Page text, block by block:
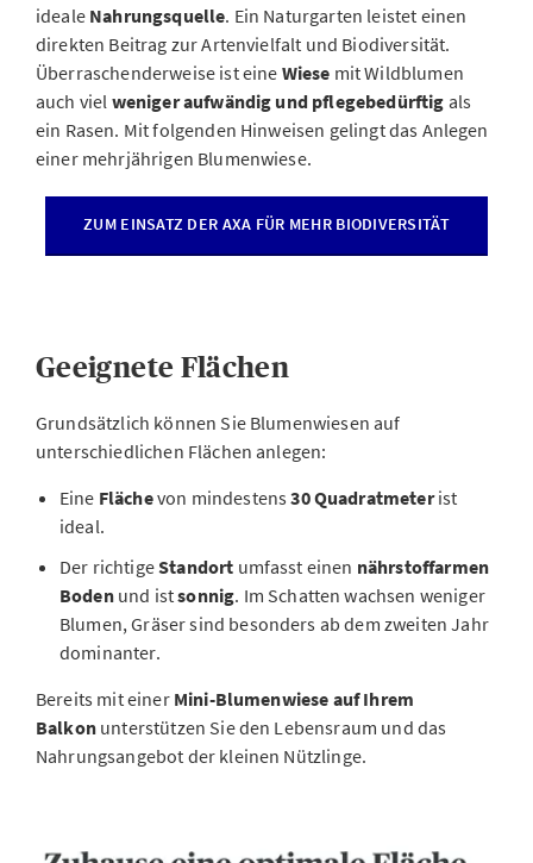
ideale Nahrungsquelle. Ein Naturgarten leistet einen
direkten Beitrag zur Artenvielfalt und Biodiversität.
Überraschenderweise ist eine Wiese mit Wildblumen
auch viel weniger aufwändig und pflegebedürftig als
ein Rasen. Mit folgenden Hinweisen gelingt das Anlegen
einer mehrjährigen Blumenwiese.
ZUM EINSATZ DER AXA FÜR MEHR BIODIVERSITÄT
Geeignete Flächen
Grundsätzlich können Sie Blumenwiesen auf
unterschiedlichen Flächen anlegen:
Eine Flächevon mindestens30 Quadratmeterist
ideal.
Der richtigeStandort umfasst einen nährstoffarmen
Bodenund istsonnig. Im Schatten wachsen weniger
Blumen, Gräser sind besonders ab dem zweiten Jahr
dominanter.
Bereits mit einer Mini-Blumenwiese auf Ihrem
Balkonunterstützen Sie den Lebensraum und das
Nahrungsangebot der kleinen Nützlinge.